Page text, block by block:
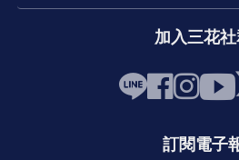
加入三花
訂閱電子